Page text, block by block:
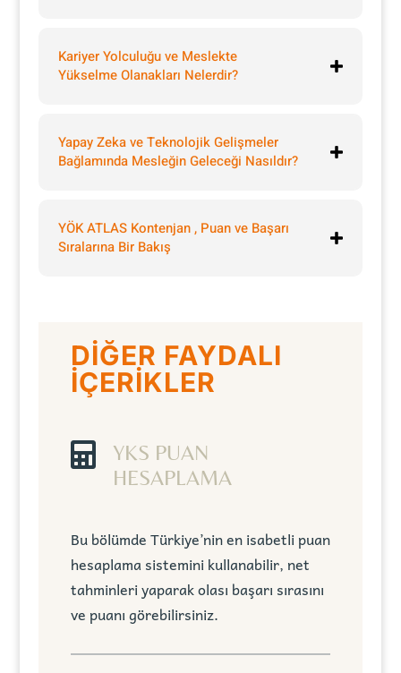
Kariyer Yolculuğu ve Meslekte
Yükselme Olanakları Nelerdir?
Yapay Zeka ve Teknolojik Gelişmeler
Bağlamında Mesleğin Geleceği Nasıldır?
YÖK ATLAS Kontenjan , Puan ve Başarı
Sıralarına Bir Bakış
DİĞER FAYDALI
İÇERİKLER

YKS PUAN
HESAPLAMA
Bu bölümde Türkiye’nin en isabetli puan
hesaplama sistemini kullanabilir, net
tahminleri yaparak olası başarı sırasını
ve puanı görebilirsiniz.